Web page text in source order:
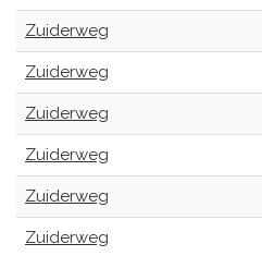
Zuiderweg
Zuiderweg
Zuiderweg
Zuiderweg
Zuiderweg
Zuiderweg